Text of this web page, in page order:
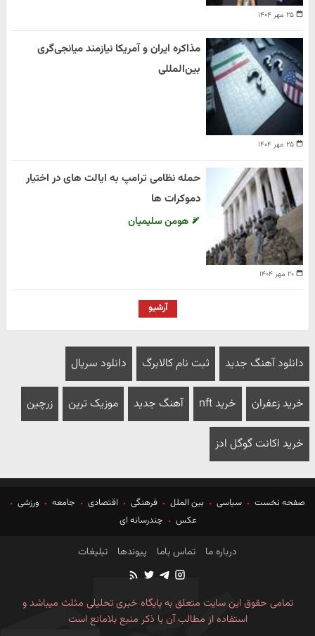
۲۵ مهر ۱۴۰۴
۲۵ مهر ۱۴۰۴
مذاکره ایران و آمریکا نیازمند میانجی‌گری
بین‌المللی
۲۰ مهر ۱۴۰۴
حمله نظامی ترامپ به ایالت های در اختیار
دموکرات ها
هومن سلیمیان
آرشیو
دانلود آهنگ جدید ثبت نام کالابرگ دانلود سریال
خرید زعفران خرید nft آهنگ جدید موزیک ترین زرچین
خرید اکانت گوگل ادز
صفحه نخست سیاسی بین الملل فرهنگی اقتصادی جامعه
ورزشی
عکس
چندرسانه ای
درباره ما تماس باما پیوندها تبلیغات
تمامی حقوق این سایت متعلق به پایگاه خبری تحلیلی مثلث میباشد و
استفاده از مطالب آن با ذکر منبع بلامانع است